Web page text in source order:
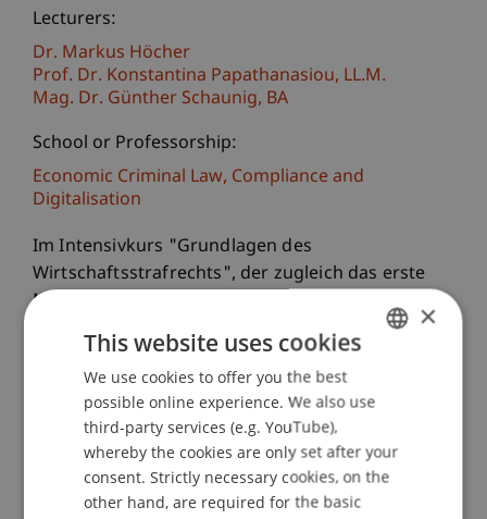
Lecturers:
Dr. Markus Höcher
Prof. Dr. Konstantina Papathanasiou LL.M.
Mag. Dr. Günther Schaunig BA
School or Professorship:
Economic Criminal Law, Compliance and
Digitalisation
Im Intensivkurs "Grundlagen des
Wirtschaftsstrafrechts", der zugleich das erste
Modul des
Executive Master of Laws (LL.M.) im
Wirtschaftsstrafrecht
wirtschaftsphilosophische Ansätze in ihren
Grundzügen sowie die theoretischen Grundlagen
des Strafrechts, Wirtschaftsstrafrechts und
ergänzend des Verwaltungsstrafrechts
behandelt. Die Teilnehmenden erhalten
insbesondere einen Einblick in das
ENGLISH
×
This website uses cookies
We use cookies to offer you the best
possible online experience. We also use
third-party services (e.g. YouTube),
whereby the cookies are only set after your
consent. Strictly necessary cookies, on the
other hand, are required for the basic